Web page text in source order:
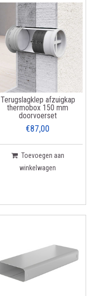
Terugslagklep afzuigkap
thermobox 150 mm
doorvoerset
€87,00
Toevoegen aan
winkelwagen